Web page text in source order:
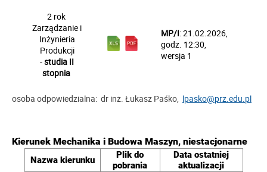
2 rok
Zarządzanie i
Inżynieria
Produkcji
-studia II
stopnia
MP/I:21 .02.2026,
godz. 12:30,
wersja 1
osoba odpowiedzialna: dr inż. Łukasz Paśko, lpasko@prz.edu.pl
Kierunek Mechanika i Budowa Maszyn, niestacjonarne
Nazwa kierunku
Plik do
pobrania
Data ostatniej
aktualizacji